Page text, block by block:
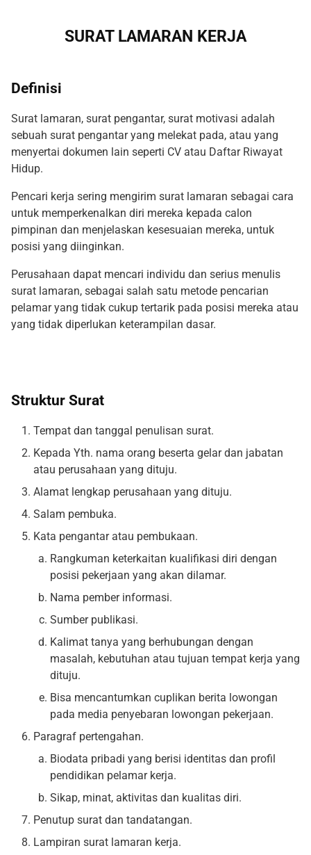
SURAT LAMARAN KERJA
Definisi
Surat lamaran, surat pengantar, surat motivasi adalah
sebuah surat pengantar yang melekat pada, atau yang
menyertai dokumen lain seperti CV atau Daftar Riwayat
Hidup.
Pencari kerja sering mengirim surat lamaran sebagai cara
untuk memperkenalkan diri mereka kepada calon
pimpinan dan menjelaskan kesesuaian mereka, untuk
posisi yang diinginkan.
Perusahaan dapat mencari individu dan serius menulis
surat lamaran, sebagai salah satu metode pencarian
pelamar yang tidak cukup tertarik pada posisi mereka atau
yang tidak diperlukan keterampilan dasar.
Struktur Surat
Tempat dan tanggal penulisan surat.
Kepada Yth. nama orang beserta gelar dan jabatan
atau perusahaan yang dituju.
Alamat lengkap perusahaan yang dituju.
Salam pembuka.
Kata pengantar atau pembukaan.
Rangkuman keterkaitan kualifikasi diri dengan
posisi pekerjaan yang akan dilamar.
Nama pember informasi.
Sumber publikasi.
Kalimat tanya yang berhubungan dengan
masalah, kebutuhan atau tujuan tempat kerja yang
dituju.
Bisa mencantumkan cuplikan berita lowongan
pada media penyebaran lowongan pekerjaan.
Paragraf pertengahan.
Biodata pribadi yang berisi identitas dan profil
pendidikan pelamar kerja.
Sikap, minat, aktivitas dan kualitas diri.
Penutup surat dan tandatangan.
Lampiran surat lamaran kerja.